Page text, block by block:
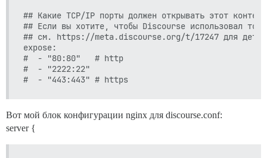
## Какие TCP/IP порты должен открывать этот
## Если вы хотите, чтобы Discourse использовал
## см. https://meta.discourse.org/t/17247 для
expose:
#  - "80:80"   # http
#  - "2222:22"
Вот мой блок конфигурации nginx для discourse.conf:
server {